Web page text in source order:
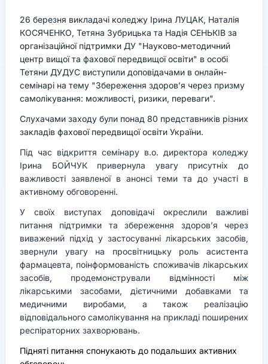
26 березня викладачі коледжу Ірина ЛУЦАК, Наталія
КОСЯЧЕНКО, Тетяна Зубрицька та Надія СЕНЬКІВ за
організаційної підтримки ДУ "Науково-методичний
центр вищої та фахової передвищої освіти" в особі
Тетяни ДУДУС виступили доповідачами в онлайн-
семінарі на тему "Збереження здоров’я через призму
самолікування: можливості, ризики, переваги".
Слухачами заходу були понад 80 представників різних
закладів фахової передвищої освіти України.
Під час відкриття семінару в.о. директора коледжу
Ірина БОЙЧУК привернула увагу присутніх до
важливості заявленої в анонсі теми та до участі в
активному обговоренні.
У своїх виступах доповідачі окреслили важливі
питання підтримки та збереження здоров’я через
виважений підхід у застосуванні лікарських засобів,
звернули увагу на просвітницьку роль асистента
фармацевта, поінформованість споживачів лікарських
засобів, продемонстрували відмінності між
лікарськими засобами, дієтичними добавками та
медичними виробами, а також реалізацію
відповідального самолікування на прикладі поширених
респіраторних захворювань.
Підняті питання спонукають до подальших активних